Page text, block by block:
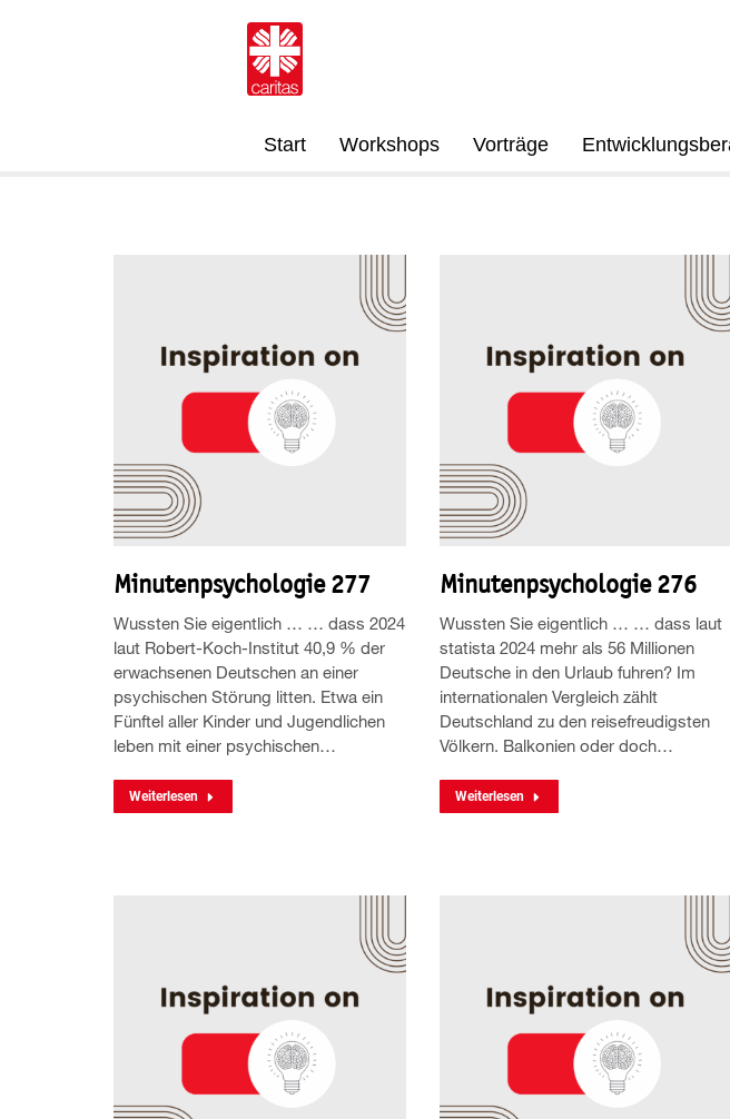
Start Workshops Vorträge
Minutenpsychologie 277
Wussten Sie eigentlich … … dass 2024
laut Robert-Koch-Institut 40,9 % der
erwachsenen Deutschen an einer
psychischen Störung litten. Etwa ein
Fünftel aller Kinder und Jugendlichen
leben mit einer psychischen…
Weiterlesen
Minutenpsychologie 276
Wussten Sie eigentlich … … dass laut
statista 2024 mehr als 56 Millionen
Deutsche in den Urlaub fuhren? Im
internationalen Vergleich zählt
Deutschland zu den reisefreudigsten
Völkern. Balkonien oder doch…
Weiterlesen